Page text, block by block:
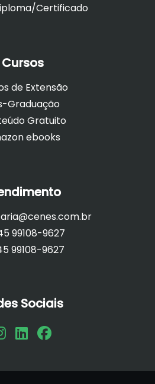
Certificado
Cursos
de Extensão
Graduação
Gratuito
ebooks
99108-9627
99108-9627
Sociais